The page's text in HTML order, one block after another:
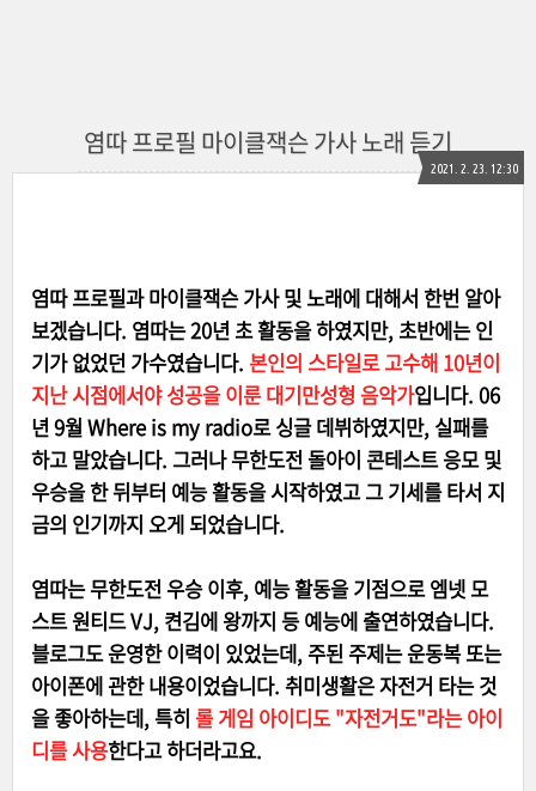
염따 프로필 마이클잭슨 가사 노래 듣기
2021. 2. 23. 12:30
염따 프로필과 마이클잭슨 가사 및 노래에 대해서 한번 알아
보겠습니다. 염따는 20년 초 활동을 하였지만, 초반에는 인
기가 없었던 가수였습니다. 본인의 스타일로 고수해 10년이
지난 시점에서야 성공을 이룬 대기만성형 음악가입니다. 06
년 9월 Where is my radio로 싱글 데뷔하였지만, 실패를
하고 말았습니다. 그러나 무한도전 돌아이 콘테스트 응모 및
우승을 한 뒤부터 예능 활동을 시작하였고 그 기세를 타서 지
금의 인기까지 오게 되었습니다.
염따는 무한도전 우승 이후, 예능 활동을 기점으로 엠넷 모
스트 원티드 VJ, 켠김에 왕까지 등 예능에 출연하였습니다.
블로그도 운영한 이력이 있었는데, 주된 주제는 운동복 또는
아이폰에 관한 내용이었습니다. 취미생활은 자전거 타는 것
을 좋아하는데, 특히 롤 게임 아이디도 "자전거도"라는 아이
디를 사용한다고 하더라고요.